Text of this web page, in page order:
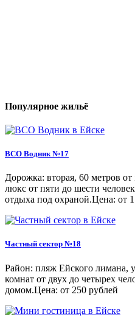
Популярное жильё
ВСО Водник №17
Дорожка: вторая, 60 метров
люкс от пяти до шести
отдыха под охраной.Цена: от
Частный сектор №18
Район: пляж Ейского лимана,
комнат от двух до четырех
домом.Цена: от 250 рублей